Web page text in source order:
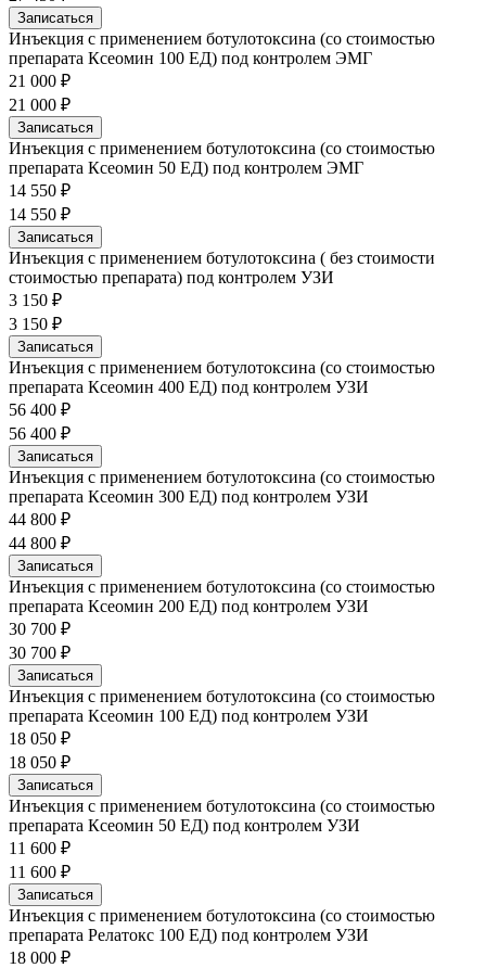
Записаться
Инъекция с применением ботулотоксина (со стоимостью
препарата Ксеомин 100 ЕД) под контролем ЭМГ
21 000 ₽
21 000 ₽
Записаться
Инъекция с применением ботулотоксина (со стоимостью
препарата Ксеомин 50 ЕД) под контролем ЭМГ
14 550 ₽
14 550 ₽
Записаться
Инъекция с применением ботулотоксина ( без стоимости
стоимостью препарата) под контролем УЗИ
3 150 ₽
3 150 ₽
Записаться
Инъекция с применением ботулотоксина (со стоимостью
препарата Ксеомин 400 ЕД) под контролем УЗИ
56 400 ₽
56 400 ₽
Записаться
Инъекция с применением ботулотоксина (со стоимостью
препарата Ксеомин 300 ЕД) под контролем УЗИ
44 800 ₽
44 800 ₽
Записаться
Инъекция с применением ботулотоксина (со стоимостью
препарата Ксеомин 200 ЕД) под контролем УЗИ
30 700 ₽
30 700 ₽
Записаться
Инъекция с применением ботулотоксина (со стоимостью
препарата Ксеомин 100 ЕД) под контролем УЗИ
18 050 ₽
18 050 ₽
Записаться
Инъекция с применением ботулотоксина (со стоимостью
препарата Ксеомин 50 ЕД) под контролем УЗИ
11 600 ₽
11 600 ₽
Записаться
Инъекция с применением ботулотоксина (со стоимостью
препарата Релатокс 100 ЕД) под контролем УЗИ
18 000 ₽